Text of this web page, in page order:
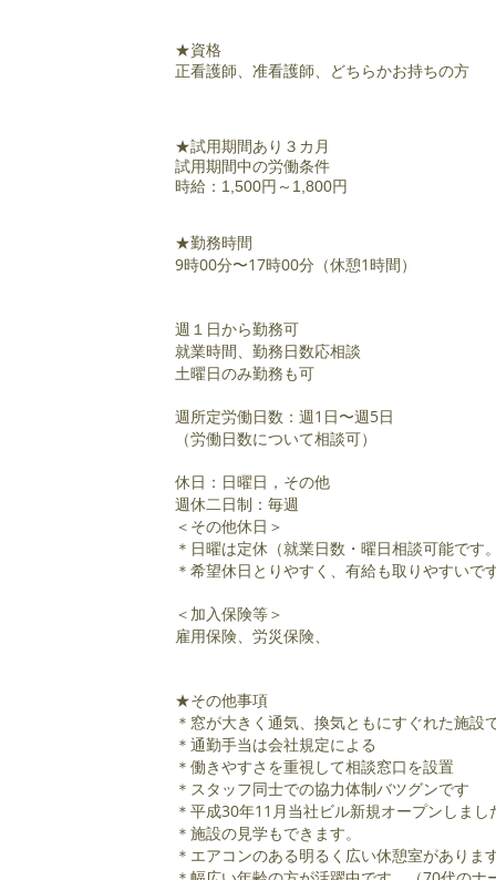
★資格
正看護師、准看護師、どちらかお持ちの方
★試用期間あり３カ月
試用期間中の労働条件
時給：1,500円～1,800円
★勤務時間
9時00分〜17時00分（休憩1時間）
週１日から勤務可
就業時間、勤務日数応相談
土曜日のみ勤務も可
週所定労働日数：週1日〜週5日
（労働日数について相談可）
休日：日曜日，その他
週休二日制：毎週
＜その他休日＞
＊日曜は定休（就業日数・曜日相談可能です
＊希望休日とりやすく、有給も取りやすい
＜加入保険等＞
雇用保険、労災保険、
★その他事項​
＊窓が大きく通気、換気ともにすぐれた施設
＊通勤手当は会社規定による
＊働きやすさを重視して相談窓口を設置
＊スタッフ同士での協力体制バツグンです
＊平成30年11月当社ビル新規オープンしまし
＊施設の見学もできます。
＊エアコンのある明るく広い休憩室がありま